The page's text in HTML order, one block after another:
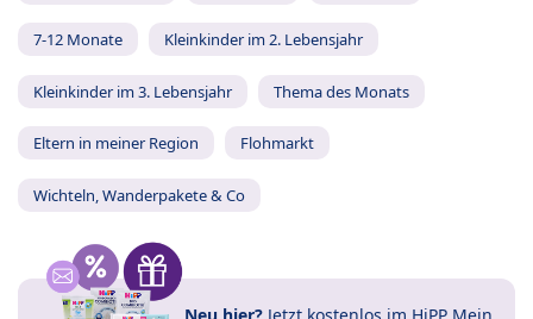
7-12 Monate Kleinkinder im 2. Lebensjahr
Kleinkinder im 3. Lebensjahr Thema des Monats
Eltern in meiner Region Flohmarkt
Wichteln, Wanderpakete & Co
Neu hier? Jetzt kostenlos im HiPP Mein